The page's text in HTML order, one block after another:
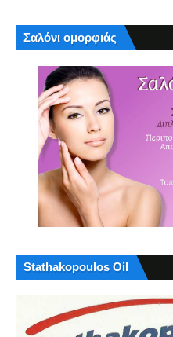
Σαλόνι ομορφιάς
Stathakopoulos Oil